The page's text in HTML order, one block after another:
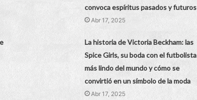
convoca espíritus pasados y futuros
Abr 17, 2025
La historia de Victoria Beckham: las
Spice Girls, su boda con el futbolista
más lindo del mundo y cómo se
convirtió en un símbolo de la moda
Abr 17, 2025